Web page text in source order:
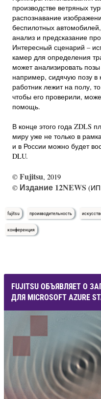
производстве ветряных
распознавание
беспилотных
анализ и предсказание
Интересный сценарий –
камер для определения
может анализировать
например, сидячую позу в
работник лежит на полу,
чтобы его проверили,
помощь.
В конце этого года ZDLS
миру уже не только в
и в России можно будет
DLU.
© Fujitsu, 2019
© Издание 12NEWS (ИП
fujitsu производительность
конференция
FUJITSU ОБЪЯВЛЯЕТ О
ДЛЯ MICROSOFT AZURE